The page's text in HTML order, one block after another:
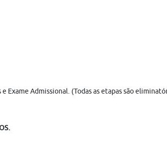
Exame Admissional. (Todas as etapas são